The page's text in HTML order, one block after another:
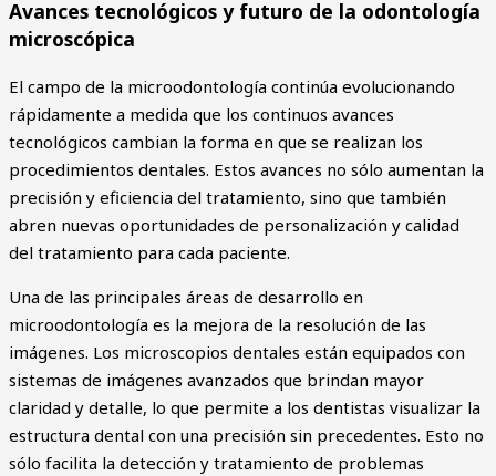
Avances tecnológicos y futuro de la odontología
microscópica
El campo de la microodontología continúa evolucionando
rápidamente a medida que los continuos avances
tecnológicos cambian la forma en que se realizan los
procedimientos dentales. Estos avances no sólo aumentan la
precisión y eficiencia del tratamiento, sino que también
abren nuevas oportunidades de personalización y calidad
del tratamiento para cada paciente.
Una de las principales áreas de desarrollo en
microodontología es la mejora de la resolución de las
imágenes. Los microscopios dentales están equipados con
sistemas de imágenes avanzados que brindan mayor
claridad y detalle, lo que permite a los dentistas visualizar la
estructura dental con una precisión sin precedentes. Esto no
sólo facilita la detección y tratamiento de problemas